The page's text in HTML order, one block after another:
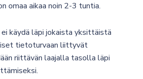
omaa aikaa noin 2-3 tuntia.
käydä läpi jokaista yksittäistä
tietoturvaan liittyvät
riittävän laajalla tasolla läpi